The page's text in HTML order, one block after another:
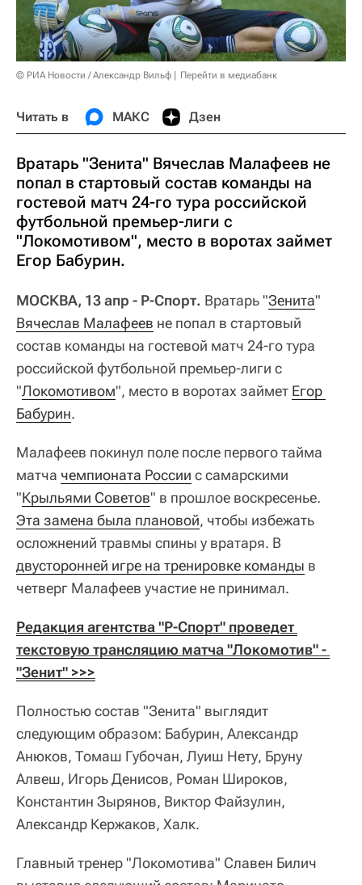
© РИА Новости / Александр Вильф Перейти в медиабанк
Читать в МАКС Дзен
Вратарь "Зенита" Вячеслав Малафеев не
попал в стартовый состав команды на
гостевой матч 24-го тура российской
футбольной премьер-лиги с
"Локомотивом", место в воротах займет
Егор Бабурин.
МОСКВА, 13 апр - Р-Спорт. Вратарь "Зенита"
Вячеслав Малафеев не попал в стартовый
состав команды на гостевой матч 24-го тура
российской футбольной премьер-лиги с
"Локомотивом", место в воротах займет Егор
Бабурин.
Малафеев покинул поле после первого тайма
матча чемпионата России с самарскими
"Крыльями Советов" в прошлое воскресенье.
Эта замена была плановой, чтобы избежать
осложнений травмы спины у вратаря. В
двусторонней игре на тренировке команды в
четверг Малафеев участие не принимал.
Редакция агентства "Р-Спорт" проведет
текстовую трансляцию матча "Локомотив" -
"Зенит" >>>
Полностью состав "Зенита" выглядит
следующим образом: Бабурин, Александр
Анюков, Томаш Губочан, Луиш Нету, Бруну
Алвеш, Игорь Денисов, Роман Широков,
Константин Зырянов, Виктор Файзулин,
Александр Кержаков, Халк.
Главный тренер "Локомотива" Славен Билич